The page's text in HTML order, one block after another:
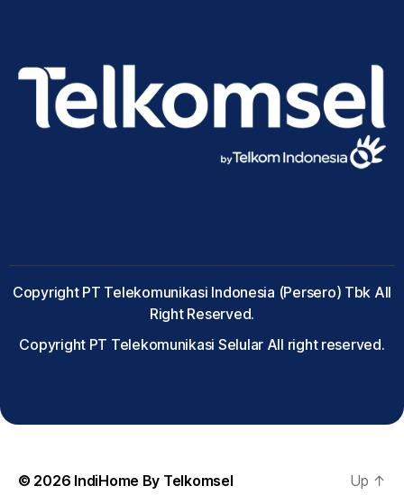
Copyright PT Telekomunikasi Indonesia (Persero) Tbk All
Right Reserved.
Copyright PT Telekomunikasi Selular All right reserved.
© 2026 IndiHome By Telkomsel Up ↑